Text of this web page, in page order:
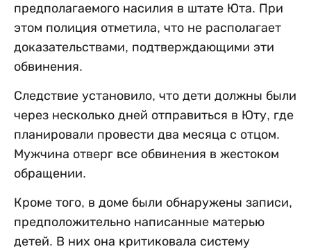
предполагаемого насилия в штате Юта. При
этом полиция отметила, что не располагает
доказательствами, подтверждающими эти
обвинения.
Следствие установило, что дети должны были
через несколько дней отправиться в Юту, где
планировали провести два месяца с отцом.
Мужчина отверг все обвинения в жестоком
обращении.
Кроме того, в доме были обнаружены записи,
предположительно написанные матерью
детей. В них она критиковала систему